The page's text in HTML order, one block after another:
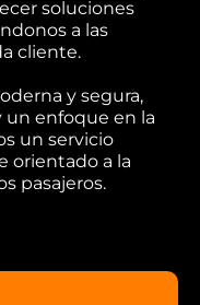
soluciones
a las
cliente.
y segura,
un enfoque en la
un servicio
orientado a la
pasajeros.